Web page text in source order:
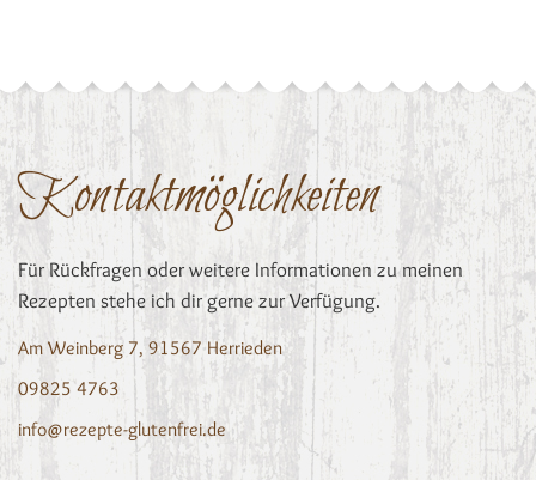
Kontaktmöglichkeiten
Für Rückfragen oder weitere Informationen zu meinen
Rezepten stehe ich dir gerne zur Verfügung.
Am Weinberg 7, 91567 Herrieden
09825 4763
info@rezepte-glutenfrei.de